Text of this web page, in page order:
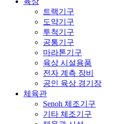
트랙기구
도약기구
투척기구
공통기구
마라톤기구
육상 시설용품
전자 계측 장비
공인 육상 경기장
체육관
Senoh 체조기구
기타 체조기구